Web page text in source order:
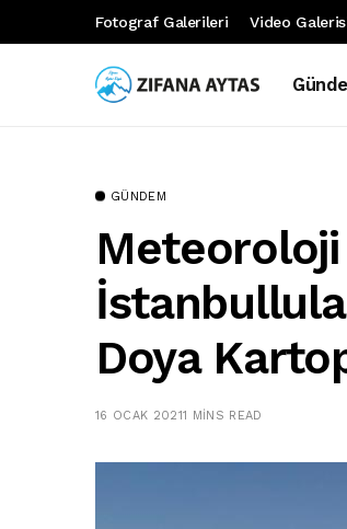
Fotograf Galerileri Video
GÜNDEM
Meteoroloji
Doya
16 OCAK 20211 MINS READ